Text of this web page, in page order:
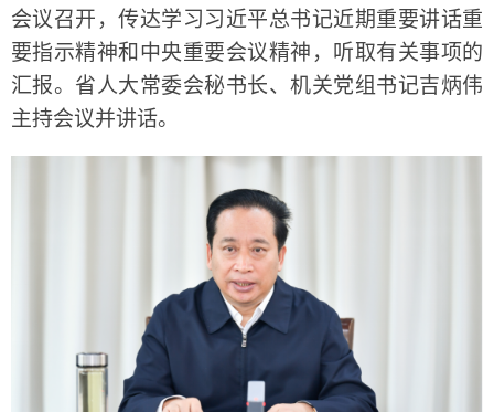
会议召开，传达学习习近平总书记近期重要讲话重
要指示精神和中央重要会议精神，听取有关事项的
汇报。省人大常委会秘书长、机关党组书记吉炳伟
主持会议并讲话。